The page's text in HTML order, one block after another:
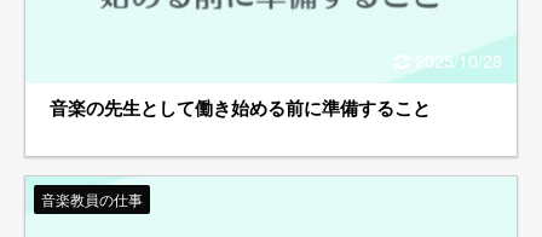
2025/10/28
音楽の先生として働き始める前に準備すること
音楽教員の仕事